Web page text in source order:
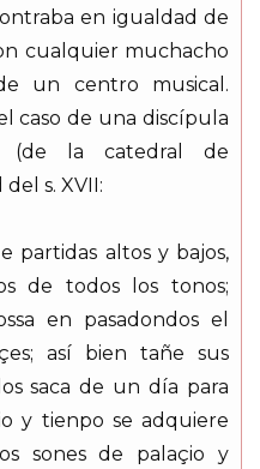
en igualdad de
cualquier muchacho
un centro musical.
caso de una discípula
(de la catedral de
s. XVII:
partidas altos y bajos,
de todos los tonos;
en pasadondos el
así bien tañe sus
saca de un día para
y tienpo se adquiere
sones de palaçio y